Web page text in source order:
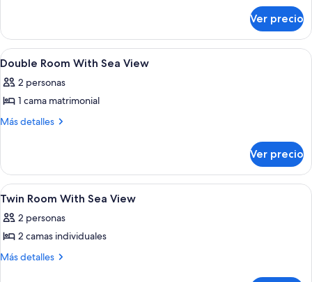
Double
Room
(2
Ver precio
Abrir
todas
las
fotos
de
With
Sea
View
4
Double Room With Sea View
2 personas
1 cama matrimonial
Más detalles
Más
Room
With
Sea
Ver precio
Abrir
todas
las
fotos
de
Una cama bien hecha con una
2
Twin Room With Sea View
2 personas
2 camas individuales
Más detalles
Más